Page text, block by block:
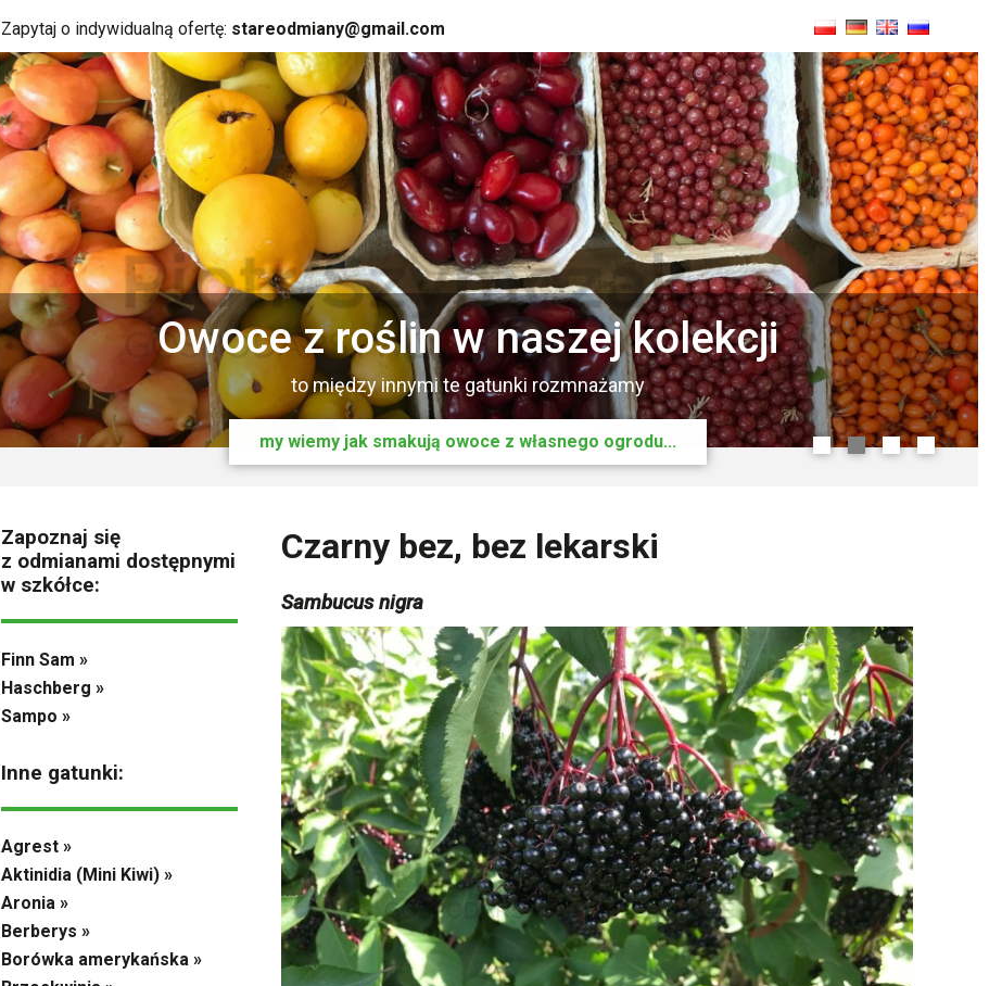
Zapytaj o indywidualną ofertę: stareodmiany@gmail.com
Rośliny dla smakoszy
Owoce jako surowiec.
Zalety roślin owocowych
Czarny bez, bez lekarski
Sambucus nigra
Zapoznaj się
z odmianami dostępnymi
w szkółce:
Finn Sam »
Haschberg »
Sampo »
Inne gatunki:
Agrest »
Aktinidia (Mini Kiwi) »
Aronia »
Berberys »
Borówka amerykańska »